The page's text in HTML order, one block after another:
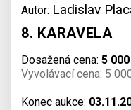
Autor: Ladislav
8. KARAVELA
Dosažená cena: 5
Vyvolávací cena: 5
Konec aukce: